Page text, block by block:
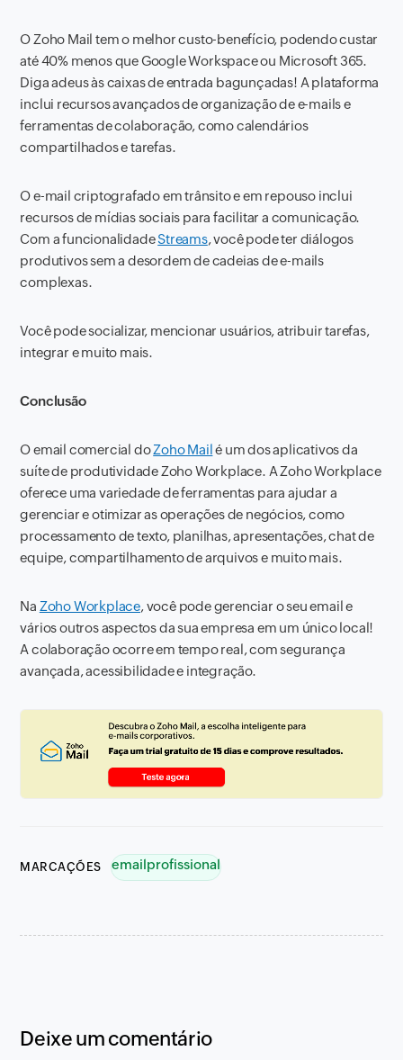
O Zoho Mail tem o melhor custo-benefício, podendo custar
até 40% menos que Google Workspace ou Microsoft 365.
Diga adeus às caixas de entrada bagunçadas! A plataforma
inclui recursos avançados de organização de e-mails e
ferramentas de colaboração, como calendários
compartilhados e tarefas.
O e-mail criptografado em trânsito e em repouso inclui
recursos de mídias sociais para facilitar a comunicação.
Com a funcionalidadeStreams, você pode ter diálogos
produtivos sem a desordem de cadeias de e-mails
complexas.
Você pode socializar, mencionar usuários, atribuir tarefas,
integrar e muito mais.
Conclusão
O email comercial doZoho Mailé um dos aplicativos da
suíte de produtividade Zoho Workplace. A Zoho Workplace
oferece uma variedade de ferramentas para ajudar a
gerenciar e otimizar as operações de negócios, como
processamento de texto, planilhas, apresentações, chat de
equipe, compartilhamento de arquivos e muito mais.
Na Zoho Workplace, você pode gerenciar o seu email e
vários outros aspectos da sua empresa em um único local!
A colaboração ocorre em tempo real, com segurança
avançada, acessibilidade e integração.
MARCAÇÕES emailprofissional
Deixe um comentário